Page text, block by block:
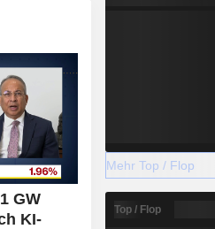
GW
KI-
Mehr Top / Flop
Top / Flop